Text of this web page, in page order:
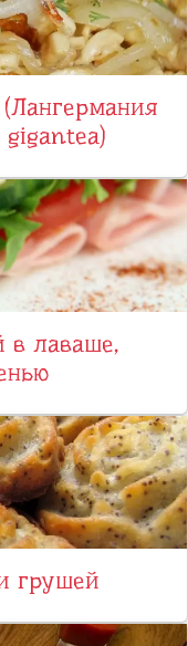
gigantea)
в лаваше,
грушей